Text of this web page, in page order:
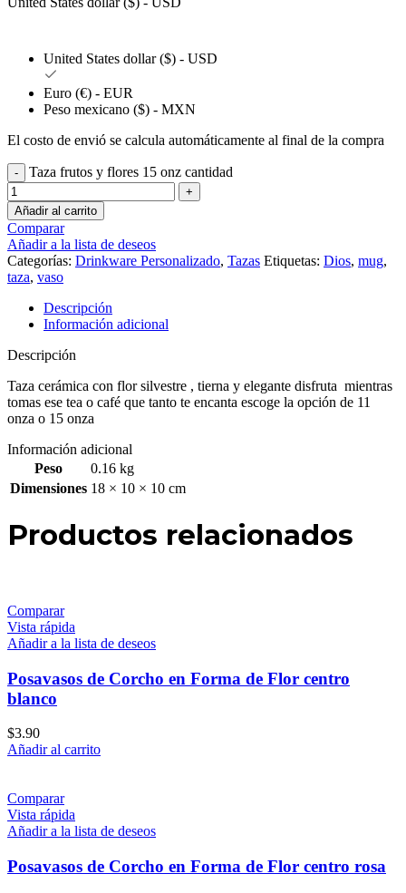
United States dollar ($) - USD
Euro (€) - EUR
Peso mexicano ($) - MXN
El costo de envió se calcula automáticamente al final de la compra
Taza frutos y flores 15 onz cantidad
Añadir al carrito
Comparar
Añadir a la lista de deseos
Categorías: Drinkware Personalizado, Tazas Etiquetas: Dios, mug,
taza, vaso
Descripción
Información adicional
Descripción
Taza cerámica con flor silvestre , tierna y elegante disfruta mientras
tomas ese tea o café que tanto te encanta escoge la opción de 11
onza o 15 onza
Información adicional
Peso
0.16 kg
Dimensiones 18 × 10 × 10 cm
Productos relacionados
Comparar
Vista rápida
Añadir a la lista de deseos
Posavasos de Corcho en Forma de Flor centro
blanco
$3.90
Añadir al carrito
Comparar
Vista rápida
Añadir a la lista de deseos
Posavasos de Corcho en Forma de Flor centro rosa